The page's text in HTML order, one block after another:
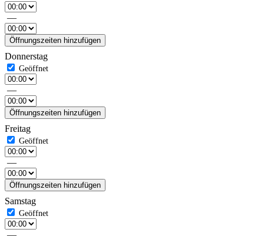
—
Öffnungszeiten hinzufügen
Donnerstag
—
Öffnungszeiten hinzufügen
Freitag
—
Öffnungszeiten hinzufügen
Samstag